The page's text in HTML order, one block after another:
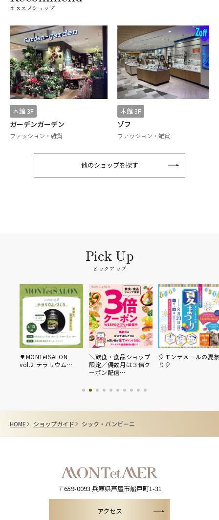
オススメショップ
本館 3F
ガーデンガーデン
ファッション・雑貨
本館 3F
ゾフ
ファッション・雑貨
他のショップを探す
ピックアップ
🌳MONTetSALON
vol.2 テラリウム…
＼飲食・食品ショップ
限定／偶数月は３倍ク
ーポン配信…
🎈モンテメールの夏
り🎈
HOME ショップガイド シック・バンビーニ
〒659-0093 兵庫県芦屋市船戸町1-31
アクセス